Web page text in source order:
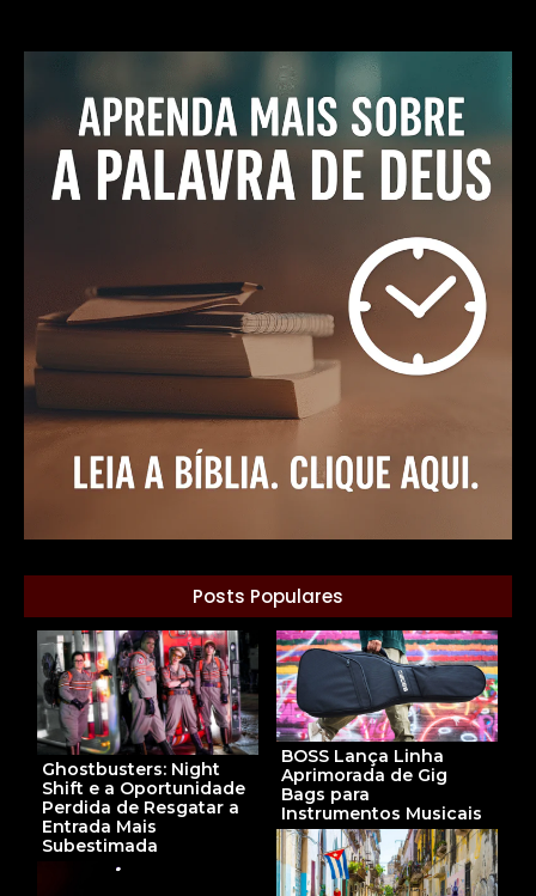
Posts Populares
Ghostbusters: Night
Shift e a Oportunidade
Perdida de Resgatar a
Entrada Mais
Subestimada
BOSS Lança Linha
Aprimorada de Gig
Bags para
Instrumentos Musicais